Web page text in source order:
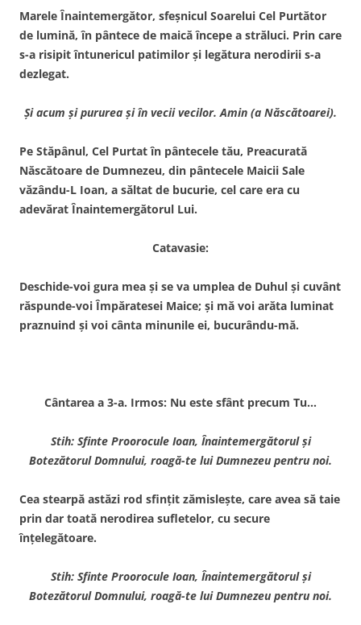
Marele Înaintemergător, sfeşnicul Soarelui Cel Purtător
de lumină, în pântece de maică începe a străluci. Prin care
s-a risipit întunericul patimilor şi legătura nerodirii s-a
dezlegat.
Şi acum şi pururea şi în vecii vecilor. Amin (a Născătoarei).
Pe Stăpânul, Cel Purtat în pântecele tău, Preacurată
Născătoare de Dumnezeu, din pântecele Maicii Sale
văzându-L Ioan, a săltat de bucurie, cel care era cu
adevărat Înaintemergătorul Lui.
Catavasie:
Deschide-voi gura mea şi se va umplea de Duhul şi cuvânt
răspunde-voi Împăratesei Maice; şi mă voi arăta luminat
praznuind şi voi cânta minunile ei, bucurându-mă.
Cântarea a 3-a. Irmos: Nu este sfânt precum Tu…
Stih: Sfinte Proorocule Ioan, Înaintemergătorul şi
Botezătorul Domnului, roagă-te lui Dumnezeu pentru noi.
Cea stearpă astăzi rod sfinţit zămisleşte, care avea să taie
prin dar toată nerodirea sufletelor, cu secure
înţelegătoare.
Stih: Sfinte Proorocule Ioan, Înaintemergătorul şi
Botezătorul Domnului, roagă-te lui Dumnezeu pentru noi.